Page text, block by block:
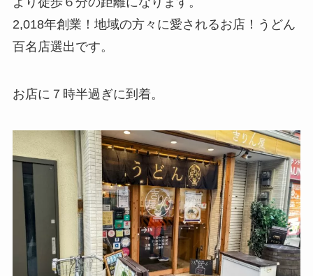
2,018年創業！地域の方々に愛されるお店！うどん
百名店選出です。
お店に７時半過ぎに到着。